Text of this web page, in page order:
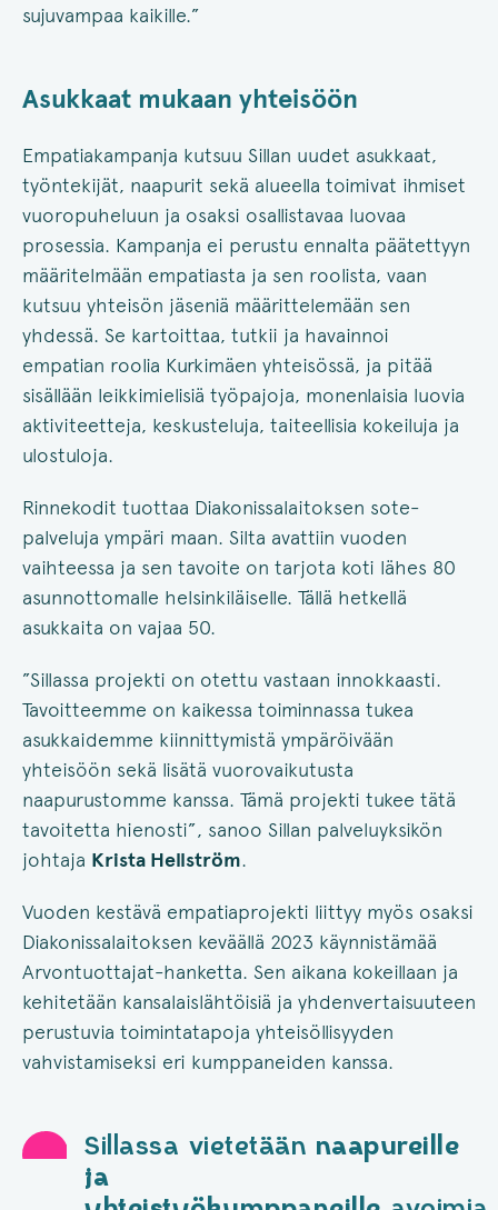
sujuvampaa kaikille.”
Asukkaat mukaan yhteisöön
Empatiakampanja kutsuu Sillan uudet asukkaat,
työntekijät, naapurit sekä alueella toimivat ihmiset
vuoropuheluun ja osaksi osallistavaa luovaa
prosessia. Kampanja ei perustu ennalta päätettyyn
määritelmään empatiasta ja sen roolista, vaan
kutsuu yhteisön jäseniä määrittelemään sen
yhdessä. Se kartoittaa, tutkii ja havainnoi
empatian roolia Kurkimäen yhteisössä, ja pitää
sisällään leikkimielisiä työpajoja, monenlaisia luovia
aktiviteetteja, keskusteluja, taiteellisia kokeiluja ja
ulostuloja.
Rinnekodit tuottaa Diakonissalaitoksen sote-
palveluja ympäri maan. Silta avattiin vuoden
vaihteessa ja sen tavoite on tarjota koti lähes 80
asunnottomalle helsinkiläiselle. Tällä hetkellä
asukkaita on vajaa 50.
”Sillassa projekti on otettu vastaan innokkaasti.
Tavoitteemme on kaikessa toiminnassa tukea
asukkaidemme kiinnittymistä ympäröivään
yhteisöön sekä lisätä vuorovaikutusta
naapurustomme kanssa. Tämä projekti tukee tätä
tavoitetta hienosti”, sanoo Sillan palveluyksikön
johtaja Krista Hellström.
Vuoden kestävä empatiaprojekti liittyy myös osaksi
Diakonissalaitoksen keväällä 2023 käynnistämää
Arvontuottajat-hanketta. Sen aikana kokeillaan ja
kehitetään kansalaislähtöisiä ja yhdenvertaisuuteen
perustuvia toimintatapoja yhteisöllisyyden
vahvistamiseksi eri kumppaneiden kanssa.
Sillassa vietetään naapureille
ja